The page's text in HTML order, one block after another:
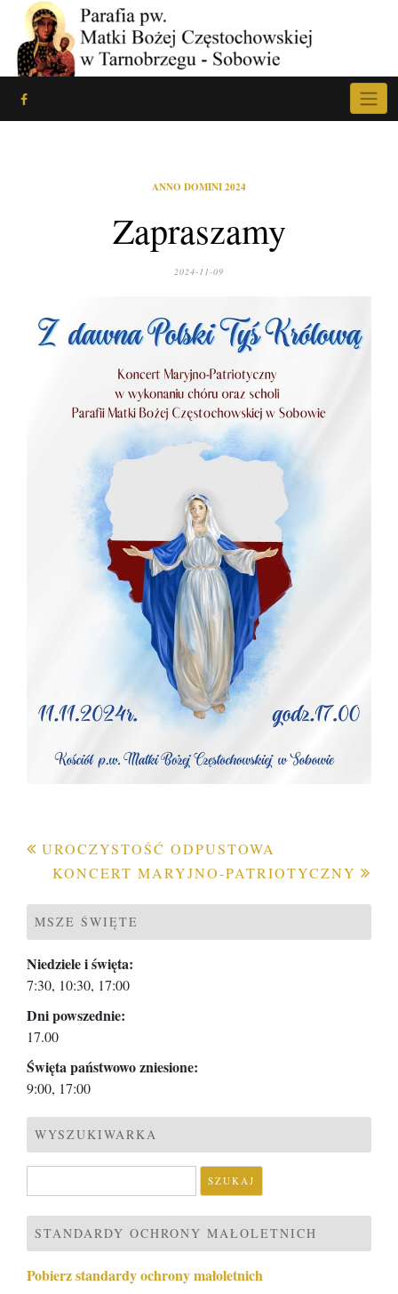
content
ANNO DOMINI 2024
Zapraszamy
2024-11-09
Nawigacja
wpisu
UROCZYSTOŚĆ ODPUSTOWA
KONCERT MARYJNO-PATRIOTYCZNY
MSZE ŚWIĘTE
Niedziele i święta:
7:30, 10:30, 17:00
Dni powszednie:
17.00
Święta państwowo zniesione:
9:00, 17:00
WYSZUKIWARKA
STANDARDY OCHRONY MAŁOLETNICH
Pobierz standardy ochrony małoletnich